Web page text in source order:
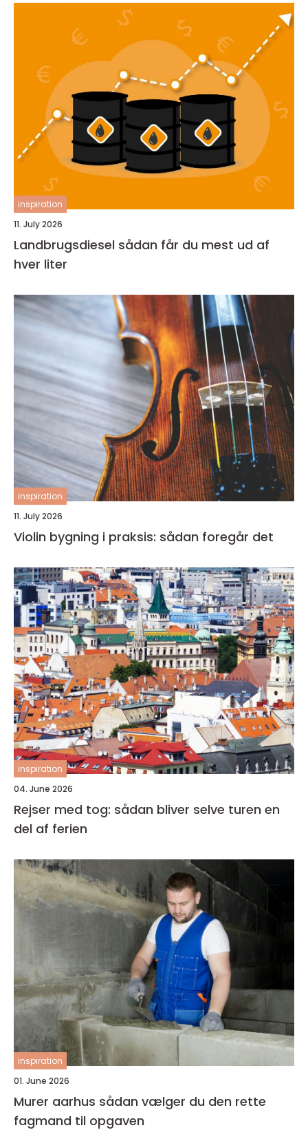
inspiration
11. July 2026
Landbrugsdiesel sådan får du mest ud af
hver liter
inspiration
11. July 2026
Violin bygning i praksis: sådan foregår det
inspiration
04. June 2026
Rejser med tog: sådan bliver selve turen en
del af ferien
inspiration
01. June 2026
Murer aarhus sådan vælger du den rette
fagmand til opgaven